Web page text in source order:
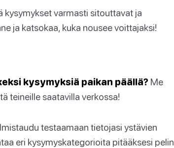
kysymykset varmasti sitouttavat ja
ja katsokaa, kuka nousee voittajaksi!
kysymyksiä paikan päällä? Me
teineille saatavilla verkossa!
testaamaan tietojasi ystävien
eri kysymyskategorioita pitääksesi pelin